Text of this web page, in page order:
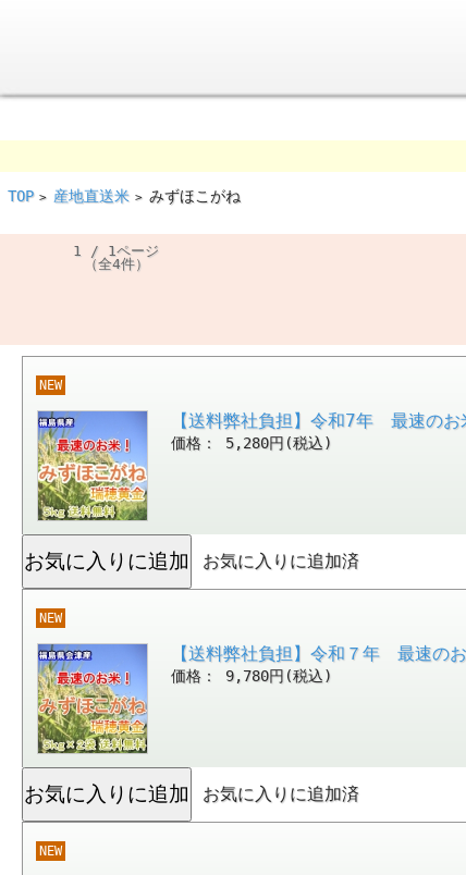
TOP > 産地直送米 > みずほこがね
1 / 1ページ
（全4件）
NEW
【送料弊社負担】令和7年 最速
価格： 5,280円(税込)
お気に入りに追加済
NEW
【送料弊社負担】令和７年 最速
価格： 9,780円(税込)
お気に入りに追加済
NEW